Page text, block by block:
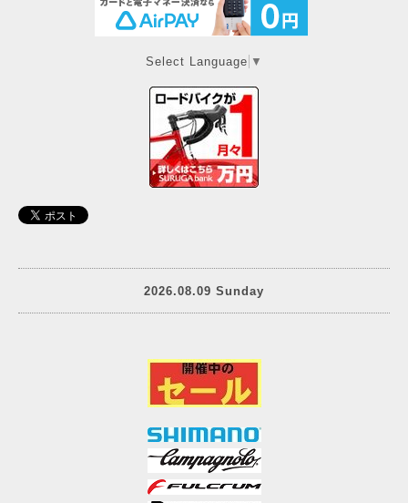
Select Language ▼
2026.08.09 Sunday